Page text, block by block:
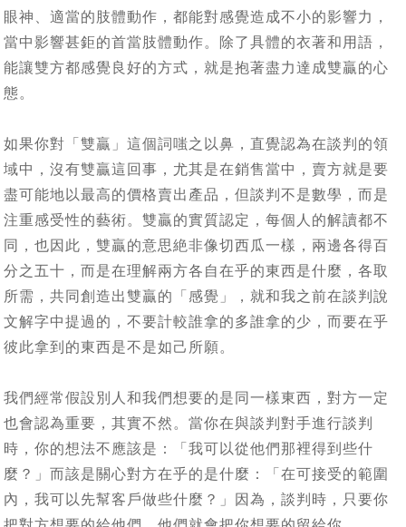
眼神、適當的肢體動作，都能對感覺造成不小的影響力，
當中影響甚鉅的首當肢體動作。除了具體的衣著和用語，
能讓雙方都感覺良好的方式，就是抱著盡力達成雙贏的心
態。
如果你對「雙贏」這個詞嗤之以鼻，直覺認為在談判的領
域中，沒有雙贏這回事，尤其是在銷售當中，賣方就是要
盡可能地以最高的價格賣出產品，但談判不是數學，而是
注重感受性的藝術。雙贏的實質認定，每個人的解讀都不
同，也因此，雙贏的意思絶非像切西瓜一樣，兩邊各得百
分之五十，而是在理解兩方各自在乎的東西是什麼，各取
所需，共同創造出雙贏的「感覺」，就和我之前在談判說
文解字中提過的，不要計較誰拿的多誰拿的少，而要在乎
彼此拿到的東西是不是如己所願。
我們經常假設別人和我們想要的是同一樣東西，對方一定
也會認為重要，其實不然。當你在與談判對手進行談判
時，你的想法不應該是：「我可以從他們那裡得到些什
麼？」而該是關心對方在乎的是什麼：「在可接受的範圍
內，我可以先幫客戶做些什麼？」因為，談判時，只要你